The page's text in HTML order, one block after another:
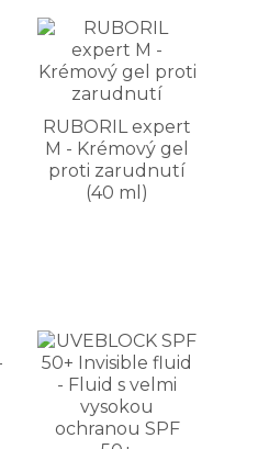
RUBORIL expert
M - Krémový gel
proti zarudnutí
(40 ml)